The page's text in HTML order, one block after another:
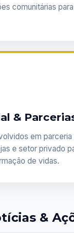
comunitárias
&
em parceria
e setor privado
de vidas.
&